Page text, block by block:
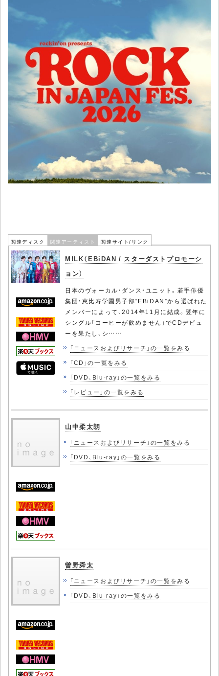
関連ディスク 関連アーティスト 関連サイト/リンク
M!LK（EBiDAN / スターダストプロモーシ
ョン）
日本のヴォーカル・ダンス・ユニット。若手俳優
集団・恵比寿学園男子部“EBiDAN”から選ばれた
メンバーによって、2014年11月に結成。翌年に
シングル「コーヒーが飲めません」でCDデビュ
ーを果たし、シ……
「ニュースおよびリサーチ」の一覧をみる
「CD」の一覧をみる
「DVD、Blu-ray」の一覧をみる
「レビュー」の一覧をみる
山中柔太朗
「ニュースおよびリサーチ」の一覧をみる
「DVD、Blu-ray」の一覧をみる
曽野舜太
「ニュースおよびリサーチ」の一覧をみる
「DVD、Blu-ray」の一覧をみる